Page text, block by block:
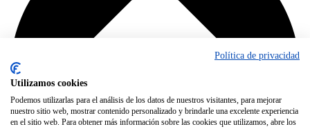
Política de privacidad
Utilizamos cookies
Podemos utilizarlas para el análisis de los datos de nuestros visitantes, para mejorar
nuestro sitio web, mostrar contenido personalizado y brindarle una excelente experiencia
en el sitio web. Para obtener más información sobre las cookies que utilizamos, abre los